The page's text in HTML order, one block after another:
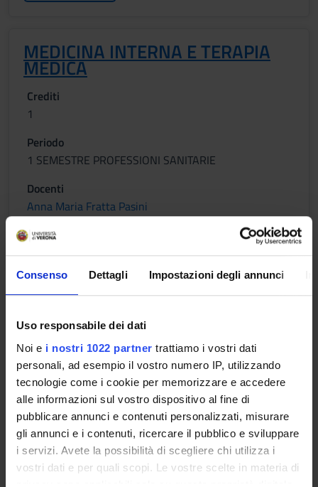
Consenso Dettagli Impostazioni degli annunci
Uso responsabile dei dati
Noi e i nostri 1022 partner trattiamo i vostri dati
personali, ad esempio il vostro numero IP, utilizzando
tecnologie come i cookie per memorizzare e accedere
alle informazioni sul vostro dispositivo al fine di
pubblicare annunci e contenuti personalizzati, misurare
gli annunci e i contenuti, ricercare il pubblico e sviluppare
i servizi. Avete la possibilità di scegliere chi utilizza i
vostri dati e per quali scopi. Le vostre scelte in materia di
MEDICINA INTERNA E TERAPIA
MEDICA
Crediti
1
Periodo
1 SEMESTRE PROFESSIONI SANITARIE
Docenti
Anna Maria Fratta Pasini
Orario Lezioni
Crediti
1
Periodo
1 SEMESTRE PROFESSIONI SANITARIE
Riccardo Roni
Orario Lezioni